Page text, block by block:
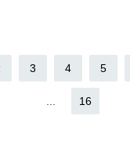
3 4 5
16